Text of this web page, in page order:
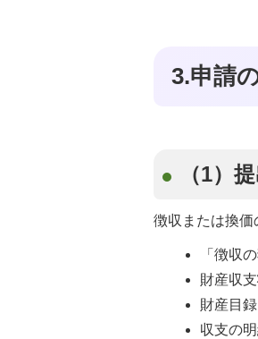
3.申請
（1）
徴収または換価
「徴収
財産収
財産目録
収支の